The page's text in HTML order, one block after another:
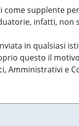
supplente
infatti, non
in qualsiasi
questo il
Amministrativi e